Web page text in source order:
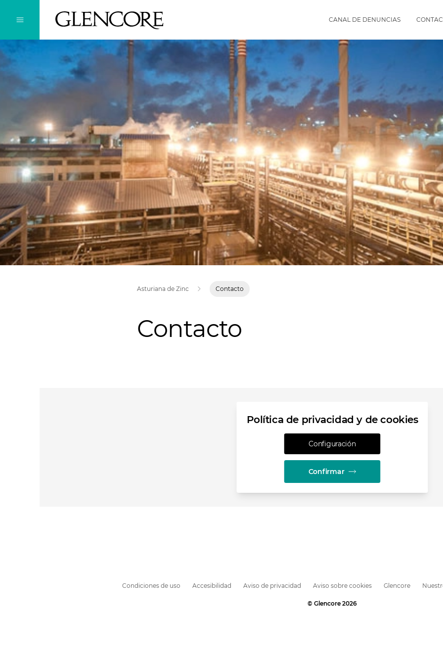
CANAL DE DENUNCIAS
Asturiana de Zinc Contacto
Contacto
Política de privacidad y de cookies
Configuración
Confirmar
Condiciones de uso Accesibilidad Aviso de privacidad Aviso sobre cookies Glencore
© Glencore 2026